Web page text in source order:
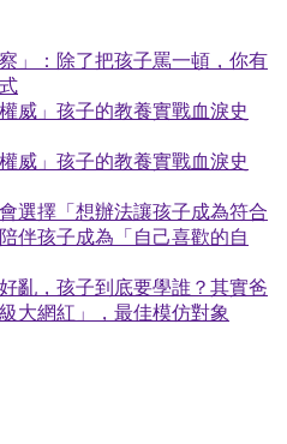
」：除了把孩子罵一頓，你有
威」孩子的教養實戰血淚史
威」孩子的教養實戰血淚史
選擇「想辦法讓孩子成為符合
伴孩子成為「自己喜歡的自
亂，孩子到底要學誰？其實爸
大網紅」，最佳模仿對象